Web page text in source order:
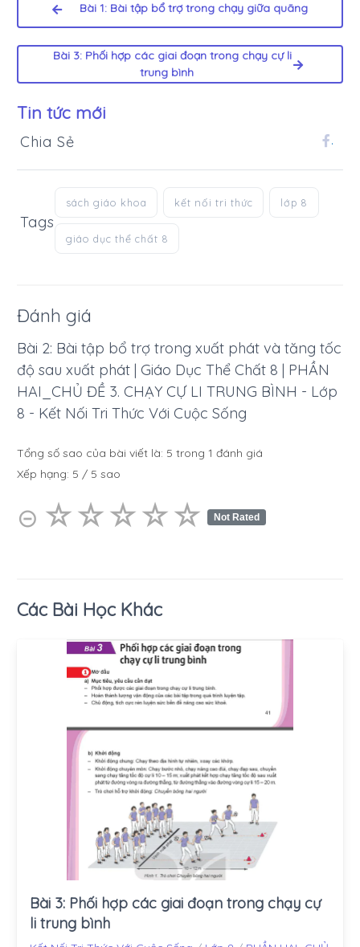
Bài 1: Bài tập bổ trợ trong chạy giữa quãng
Bài 3: Phối hợp các giai đoạn trong chạy cự li
trung bình
Tin tức mới
Chia Sẻ .
Tags
sách giáo khoa kết nối tri thức lớp 8
giáo dục thể chất 8
Đánh giá
Bài 2: Bài tập bổ trợ trong xuất phát và tăng tốc
độ sau xuất phát | Giáo Dục Thể Chất 8 | PHẦN
HAI_CHỦ ĐỀ 3. CHẠY CỰ LI TRUNG BÌNH - Lớp
8 - Kết Nối Tri Thức Với Cuộc Sống
Tổng số sao của bài viết là: 5 trong 1 đánh giá
Xếp hạng: 5 / 5 sao
⊝ ☆☆☆☆☆
★★★★★ Not Rated
Các Bài Học Khác
Bài 3: Phối hợp các giai đoạn trong chạy cự
li trung bình